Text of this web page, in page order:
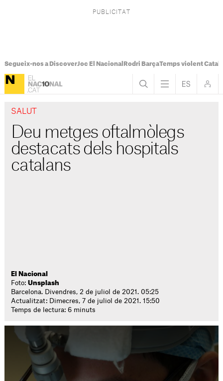
Segueix-nos a DiscoverJoc El Nacional Rodri BarçaTemps violent
SALUT
Deu metges oftalmòlegs
destacats dels hospitals
catalans
El Nacional
Foto:Unsplash
Barcelona. Divendres, 2 de juliol de 2021. 05:25
Actualitzat: Dimecres, 7 de juliol de 2021. 15:50
Temps de lectura: 6 minuts